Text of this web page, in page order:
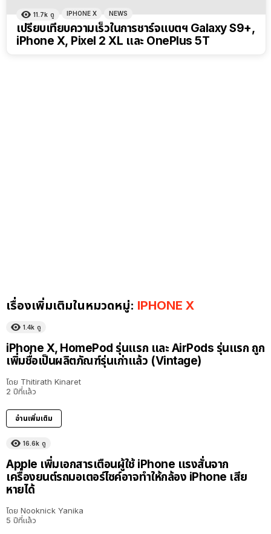
11.7k ดู IPHONE X NEWS
เปรียบเทียบความเร็วในการชาร์จแบตฯ Galaxy S9+,
iPhone X, Pixel 2 XL และ OnePlus 5T
เรื่องเพิ่มเติมในหมวดหมู่: IPHONE X
1.4k ดู
iPhone X, HomePod รุ่นแรก และ AirPods รุ่นแรก ถูก
เพิ่มชื่อเป็นผลิตภัณฑ์รุ่นเก่าแล้ว (Vintage)
โดย Thitirath Kinaret
2 ปีที่แล้ว
อ่านเพิ่มเติม
16.6k ดู
Apple เพิ่มเอกสารเตือนผู้ใช้ iPhone แรงสั่นจาก
เครื่องยนต์รถมอเตอร์ไซค์อาจทำให้กล้อง iPhone เสีย
หายได้
โดย Nooknick Yanika
5 ปีที่แล้ว